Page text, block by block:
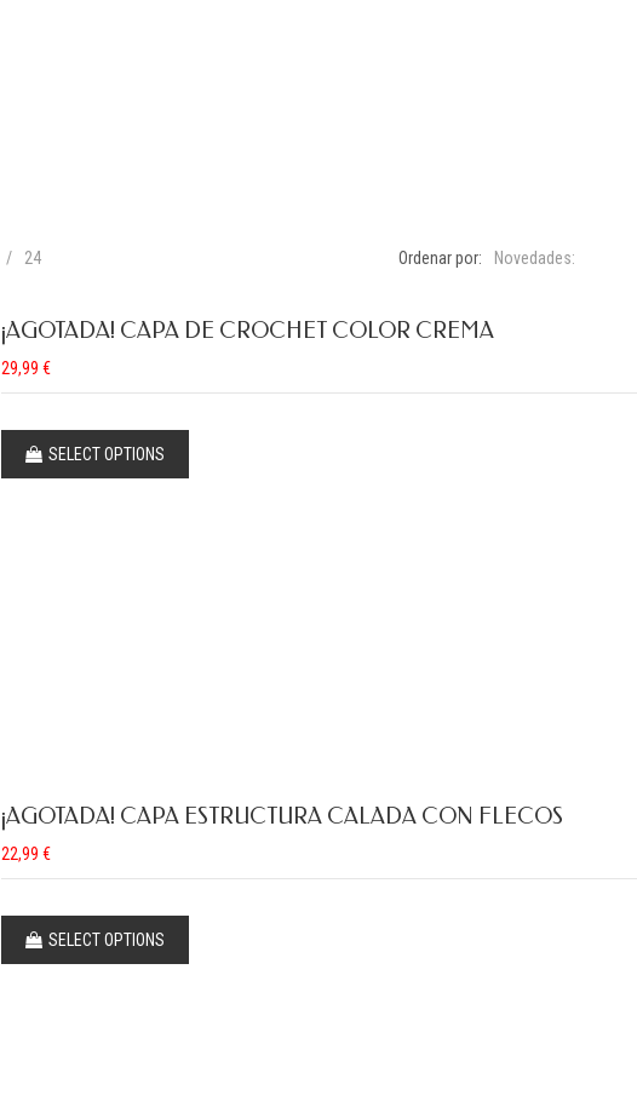
24 Ordenar por: Novedades:
¡AGOTADA! CAPA DE CROCHET COLOR CREMA
29,99€
SELECT OPTIONS
¡AGOTADA! CAPA ESTRUCTURA CALADA CON FLECOS
22,99€
SELECT OPTIONS